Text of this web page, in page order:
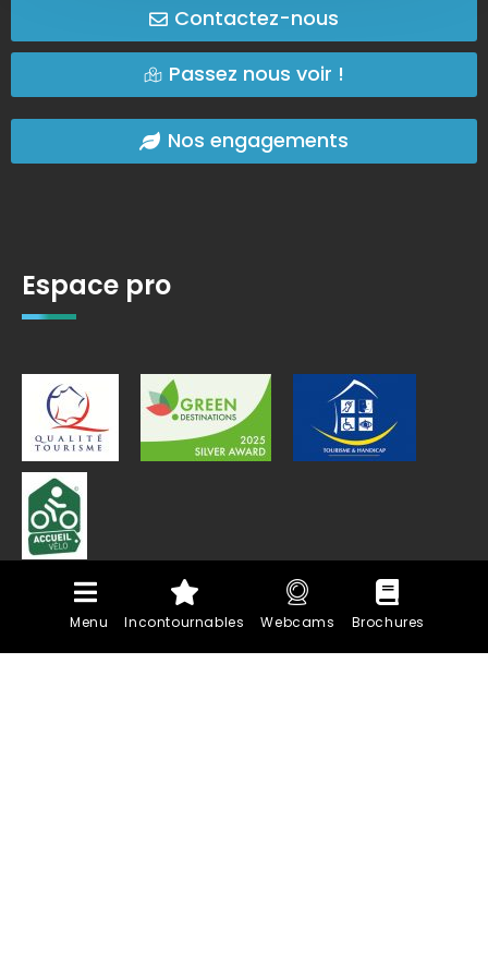
Menu Incontournables Webcams Brochures
Contactez-nous
Passez nous voir !
Nos engagements
Espace pro